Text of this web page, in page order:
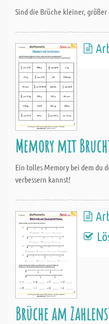
Sind die Brüche kleiner, größer
Memory mit
Ein tolles Memory bei dem du
verbessern kannst!
Brüche am